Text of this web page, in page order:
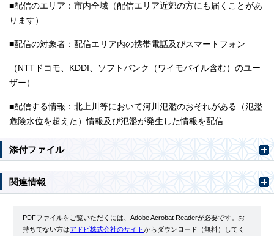
■配信のエリア：市内全域（配信エリア近郊の方にも届くことがあ
ります）
■配信の対象者：配信エリア内の携帯電話及びスマートフォン
（NTTドコモ、KDDI、ソフトバンク（ワイモバイル含む）のユー
ザー）
■配信する情報：北上川等において河川氾濫のおそれがある（氾濫
危険水位を超えた）情報及び氾濫が発生した情報を配信
添付ファイル
関連情報
PDFファイルをご覧いただくには、Adobe Acrobat Readerが必要です。お
持ちでない方はアドビ株式会社のサイトからダウンロード（無料）してく